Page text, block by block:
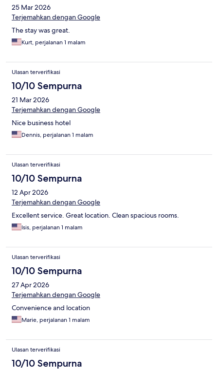
25 Mar 2026
Terjemahkan dengan Google
The stay was great.
Kurt, perjalanan 1 malam
Ulasan terverifikasi
10/10 Sempurna
21 Mar 2026
Terjemahkan dengan Google
Nice business hotel
Dennis, perjalanan 1 malam
Ulasan terverifikasi
10/10 Sempurna
12 Apr 2026
Terjemahkan dengan Google
Excellent service. Great location. Clean spacious rooms.
Isis, perjalanan 1 malam
Ulasan terverifikasi
10/10 Sempurna
27 Apr 2026
Terjemahkan dengan Google
Convenience and location
Marie, perjalanan 1 malam
Ulasan terverifikasi
10/10 Sempurna